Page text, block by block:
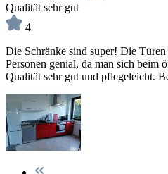
Qualität sehr gut
4
Die Schränke sind super! Die
Personen genial, da man sich beim
Qualität sehr gut und pflegeleicht.